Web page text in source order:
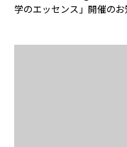
学のエッセンス」開催のお